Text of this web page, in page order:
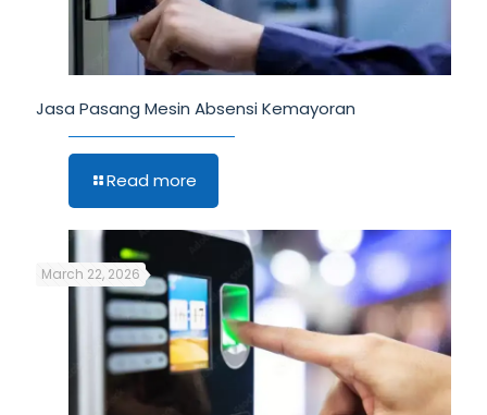
Jasa Pasang Mesin Absensi Kemayoran
Read more
March 22, 2026